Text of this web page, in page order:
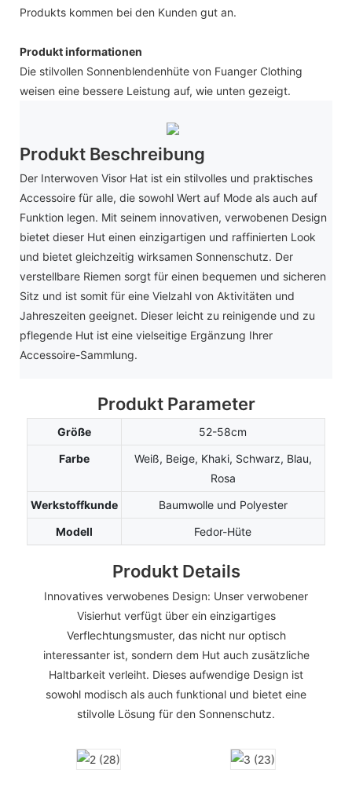
Produkts kommen bei den Kunden gut an.
Produkt informationen
Die stilvollen Sonnenblendenhüte von Fuanger Clothing
weisen eine bessere Leistung auf, wie unten gezeigt.
Produkt Beschreibung
Der Interwoven Visor Hat ist ein stilvolles und praktisches
Accessoire für alle, die sowohl Wert auf Mode als auch auf
Funktion legen. Mit seinem innovativen, verwobenen Design
bietet dieser Hut einen einzigartigen und raffinierten Look
und bietet gleichzeitig wirksamen Sonnenschutz. Der
verstellbare Riemen sorgt für einen bequemen und sicheren
Sitz und ist somit für eine Vielzahl von Aktivitäten und
Jahreszeiten geeignet. Dieser leicht zu reinigende und zu
pflegende Hut ist eine vielseitige Ergänzung Ihrer
Accessoire-Sammlung.
Produkt Parameter
Größe
52-58cm
Farbe
Weiß, Beige, Khaki, Schwarz, Blau,
Rosa
Werkstoffkunde
Baumwolle und Polyester
Modell
Fedor-Hüte
Produkt Details
Innovatives verwobenes Design: Unser verwobener
Visierhut verfügt über ein einzigartiges
Verflechtungsmuster, das nicht nur optisch
interessanter ist, sondern dem Hut auch zusätzliche
Haltbarkeit verleiht. Dieses aufwendige Design ist
sowohl modisch als auch funktional und bietet eine
stilvolle Lösung für den Sonnenschutz.